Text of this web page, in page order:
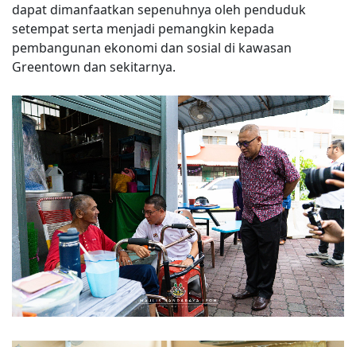
dapat dimanfaatkan sepenuhnya oleh penduduk
setempat serta menjadi pemangkin kepada
pembangunan ekonomi dan sosial di kawasan
Greentown dan sekitarnya.